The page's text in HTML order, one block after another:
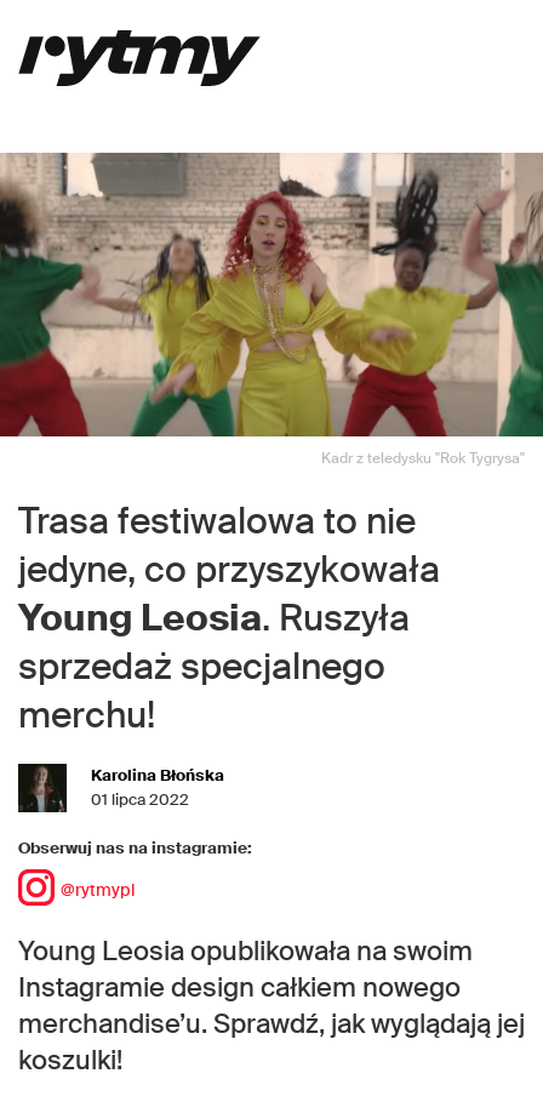
Kadr z teledysku "Rok Tygrysa"
Trasa festiwalowa to nie
jedyne, co przyszykowała
Young Leosia. Ruszyła
sprzedaż specjalnego
merchu!
Karolina Błońska
01 lipca 2022
Obserwuj nas na instagramie:
@rytmypl
Young Leosia opublikowała na swoim
Instagramie design całkiem nowego
merchandise’u. Sprawdź, jak wyglądają jej
koszulki!